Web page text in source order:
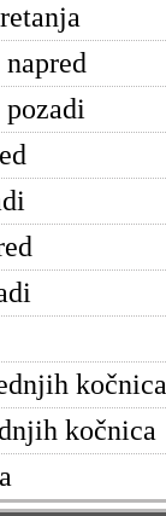
kočnica
kočnica